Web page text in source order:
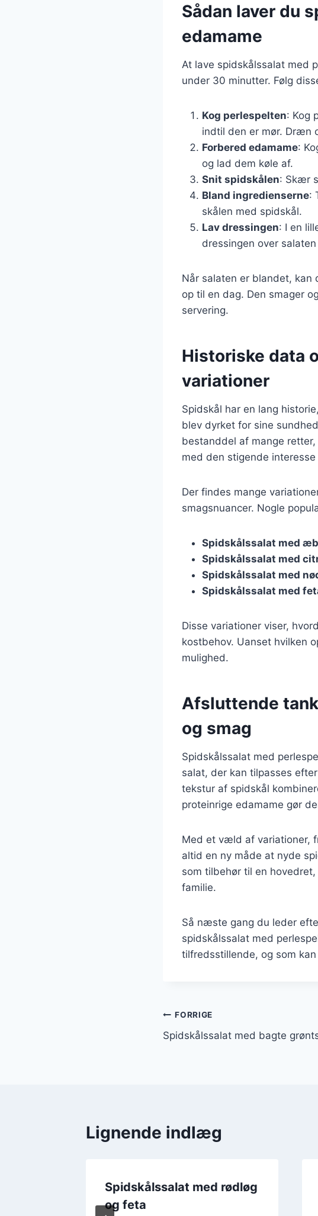
Sådan laver du
edamame
At lave spidskålssalat med
under 30 minutter. Følg
Kog perlespelten: Kog
indtil den er mør. Dræn
Forbered edamame:
og lad dem køle af.
Snit spidskålen: Skær
Bland ingredienserne:
skålen med spidskål.
Lav dressingen: I en
dressingen over
Når salaten er blandet, kan
op til en dag. Den smager
servering.
Historiske data
variationer
Spidskål har en lang
blev dyrket for sine
bestanddel af mange
med den stigende
Der findes mange
smagsnuancer. Nogle
Spidskålssalat med
Spidskålssalat med
Spidskålssalat med
Spidskålssalat med
Disse variationer viser,
kostbehov. Uanset hvilken
mulighed.
Afsluttende
og smag
Spidskålssalat med
salat, der kan tilpasses
tekstur af spidskål
proteinrige edamame gør
Med et væld af variationer,
altid en ny måde at nyde
som tilbehør til en
familie.
Så næste gang du leder
spidskålssalat med
tilfredsstillende, og som
Indlægsnavigation
FORRIGE
Spidskålssalat med bagte
Lignende indlæg
Spidskålssalat med rødløg
og feta